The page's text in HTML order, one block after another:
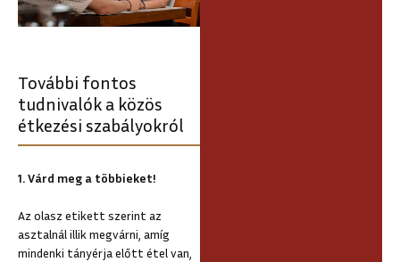
További fontos
tudnivalók a közös
étkezési szabályokról
1. Várd meg a többieket!
Az olasz etikett szerint az
asztalnál illik megvárni, amíg
mindenki tányérja előtt étel van,